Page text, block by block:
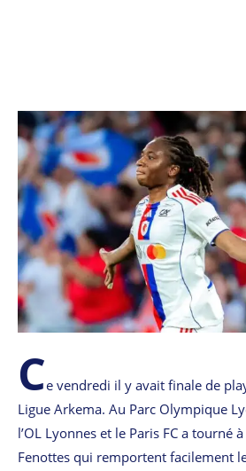
Ce vendredi il y avait finale de
Ligue Arkema. Au Parc Olympique
l’OL Lyonnes et le Paris FC a tourné
Fenottes qui remportent facilement